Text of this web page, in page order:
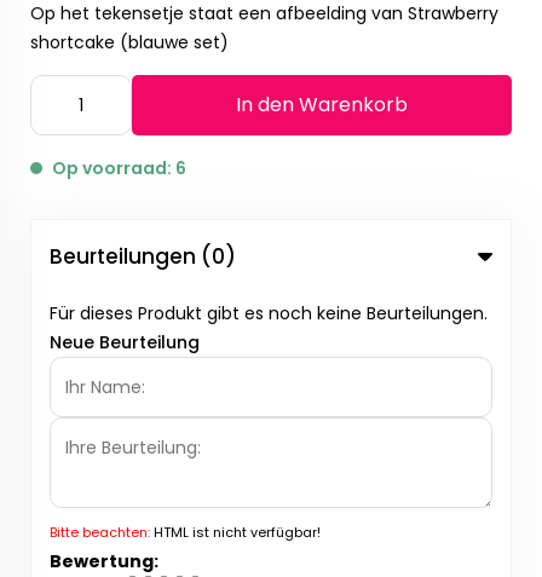
Op het tekensetje staat een afbeelding van Strawberry
shortcake (blauwe set)
In den Warenkorb
Op voorraad: 6
Beurteilungen (0)
Für dieses Produkt gibt es noch keine Beurteilungen.
Neue Beurteilung
Bitte beachten:HTML ist nicht verfügbar!
Bewertung: